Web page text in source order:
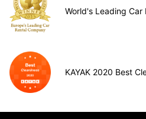
World's Leading Car
KAYAK 2020 Best